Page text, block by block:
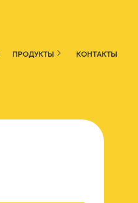
ПРОДУКТЫ КОНТАКТЫ